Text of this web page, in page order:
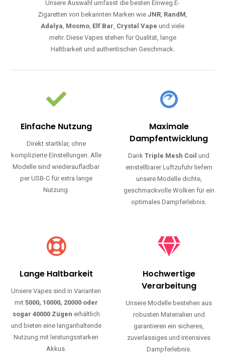
Unsere Auswahl umfasst die besten Einweg E-
Zigaretten von bekannten Marken wie JNR, RandM,
Adalya, Mosmo, Elf Bar , Crystal Vape und viele
mehr. Diese Vapes stehen für Qualität, lange
Haltbarkeit und authentischen Geschmack.
Einfache Nutzung
Direkt startklar, ohne
komplizierte Einstellungen. Alle
Modelle sind wiederaufladbar
per USB-C für extra lange
Nutzung.
Maximale
Dampfentwicklung
Dank Triple Mesh Coil und
einstellbarer Luftzufuhr liefern
unsere Modelle dichte,
geschmackvolle Wolken für ein
optimales Dampferlebnis.
Lange Haltbarkeit
Unsere Vapes sind in Varianten
mit 5000, 10000, 20000 oder
sogar 40000 Zügen erhältlich
und bieten eine langanhaltende
Nutzung mit leistungsstarken
Akkus.
Hochwertige
Verarbeitung
Unsere Modelle bestehen aus
robusten Materialien und
garantieren ein sicheres,
zuverlässiges und intensives
Dampferlebnis.